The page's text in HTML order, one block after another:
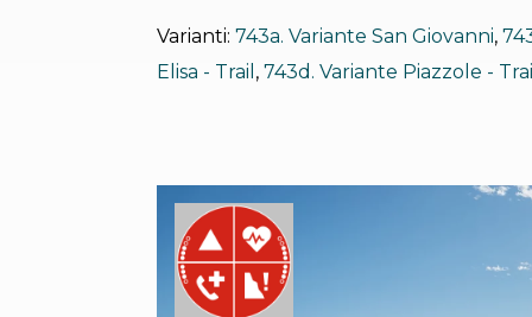
Varianti: 743a. Variante San Giovanni,
Elisa - Trail , 743d. Variante Piazzole - Trail